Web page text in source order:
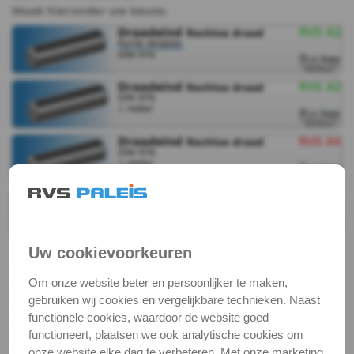
Draadeind
-
A2
-
kort
Draadeind
A2
-
per
Maak hieronder uw keuze.
Een draadeind, ook wel draadstang genoemd, is een
massieve ronde metalen staaf die over de gehele
lengte van schroefdraad is voorzien. Het wordt
Uw cookievoorkeuren
Om onze website beter en persoonlijker te maken,
gebruiken wij cookies en vergelijkbare technieken. Naast
functionele cookies, waardoor de website goed
functioneert, plaatsen we ook analytische cookies om